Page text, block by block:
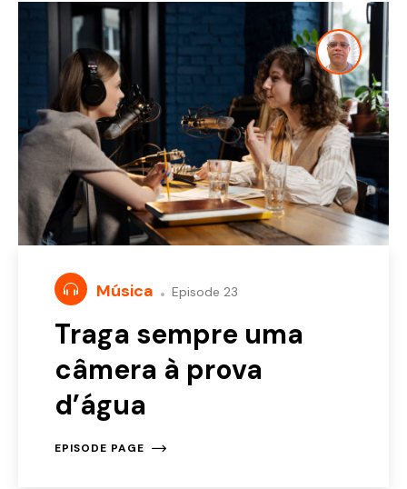
Música Episode 23
Traga sempre uma
câmera à prova
d’água
EPISODE PAGE